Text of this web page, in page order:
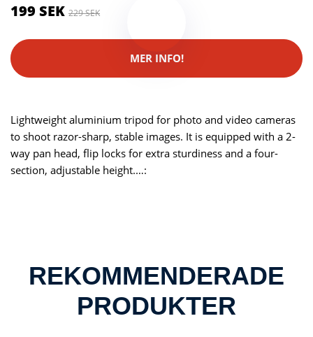
199 SEK 229 SEK
MER INFO!
Lightweight aluminium tripod for photo and video cameras
to shoot razor-sharp, stable images. It is equipped with a 2-
way pan head, flip locks for extra sturdiness and a four-
section, adjustable height.…:
REKOMMENDERADE
PRODUKTER